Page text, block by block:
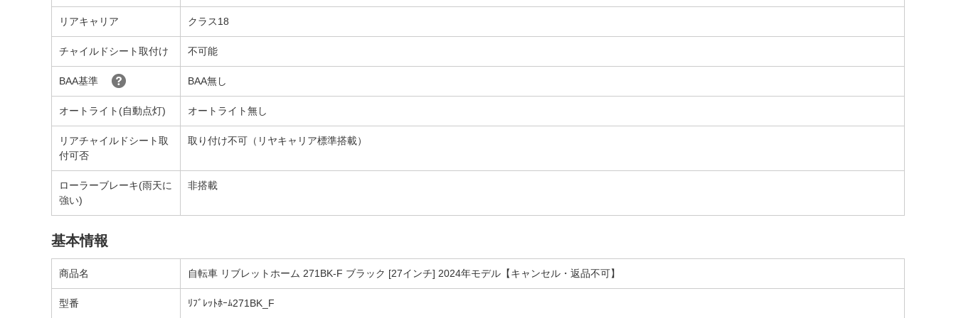
リアキャリア クラス18
チャイルドシート取付け 不可能
BAA基準 BAA無し
オートライト(自動点灯) オートライト無し
リアチャイルドシート取
付可否
取り付け不可（リヤキャリア標準搭載）
ローラーブレーキ(雨天に
強い)
非搭載
基本情報
商品名 自転車 リブレットホーム 271BK-F ブラック [27インチ] 2024年モデル【キャンセル・返品不可】
型番 ﾘﾌﾞﾚｯﾄﾎｰﾑ271BK_F